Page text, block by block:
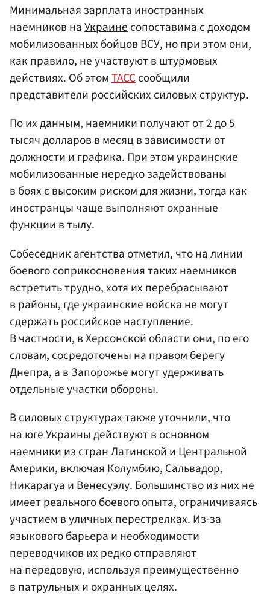
Минимальная зарплата иностранных
наемников наУкраинесопоставима с доходом
мобилизованных бойцов ВСУ, но при этом они,
как правило, не участвуют в штурмовых
действиях. Об этомТАССсообщили
представители российских силовых структур.
По их данным, наемники получают от 2 до 5
тысяч долларов в месяц в зависимости от
должности и графика. При этом украинские
мобилизованные нередко задействованы
в боях с высоким риском для жизни, тогда как
иностранцы чаще выполняют охранные
функции в тылу.
Собеседник агентства отметил, что на линии
боевого соприкосновения таких наемников
встретить трудно, хотя их перебрасывают
в районы, где украинские войска не могут
сдержать российское наступление.
В частности, в Херсонской области они, по его
словам, сосредоточены на правом берегу
Днепра, а в Запорожье могут удерживать
отдельные участки обороны.
В силовых структурах также уточнили, что
на юге Украины действуют в основном
наемники из стран Латинской и Центральной
Америки, включаяКолумбию,Сальвадор,
НикарагуаиВенесуэлу. Большинство из них не
имеет реального боевого опыта, ограничиваясь
участием в уличных перестрелках. Из-за
языкового барьера и необходимости
переводчиков их редко отправляют
на передовую, используя преимущественно
в патрульных и охранных целях.